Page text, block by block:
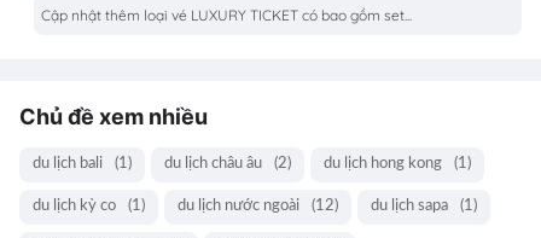
Cập nhật thêm loại vé LUXURY TICKET có bao gồm set...
Chủ đề xem nhiều
du lịch bali (1) du lịch châu âu (2) du lịch hong kong (1)
du lịch kỳ co (1) du lịch nước ngoài (12) du lịch sapa (1)